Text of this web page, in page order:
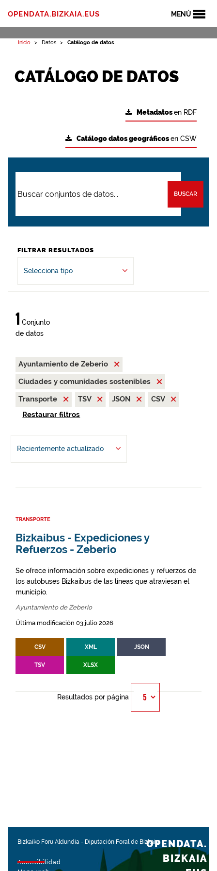
MENÚ
OPENDATA.BIZKAIA.EUS
Inicio Datos Catálogo de datos
CATÁLOGO DE DATOS
Metadatosen RDF
Catálogo datos geográficosen CSW
BUSCAR
FILTRAR RESULTADOS
Selecciona tipo
1 Conjunto
de datos
Ayuntamiento de Zeberio
Ciudades y comunidades sostenibles
Transporte
TSV JSON
CSV
Restaurar filtros
Recientemente actualizado
TRANSPORTE
Bizkaibus - Expediciones y
Refuerzos - Zeberio
Se ofrece información sobre expediciones y refuerzos de
los autobuses Bizkaibus de las líneas que atraviesan el
municipio.
Ayuntamiento de Zeberio
Última modificación 03 julio 2026
CSV XML JSON
TSV XLSX
Resultados por página
Bizkaiko Foru Aldundia - Diputación Foral de Bizkaia
Accesibilidad
OPENDATA.
BIZKAIA